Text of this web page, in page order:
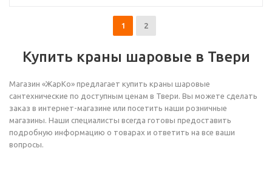
1 2
Купить краны шаровые в Твери
Магазин «ЖарКо» предлагает купить краны шаровые
сантехнические по доступным ценам в Твери. Вы можете сделать
заказ в интернет-магазине или посетить наши розничные
магазины. Наши специалисты всегда готовы предоставить
подробную информацию о товарах и ответить на все ваши
вопросы.